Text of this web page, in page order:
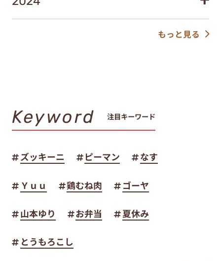
もっと見る
Keyword 注目キーワード
ズッキーニ ピーマン なす
Ｙｕｕ 鶏むね肉 ゴーヤ
山本ゆり お弁当 夏休み
とうもろこし